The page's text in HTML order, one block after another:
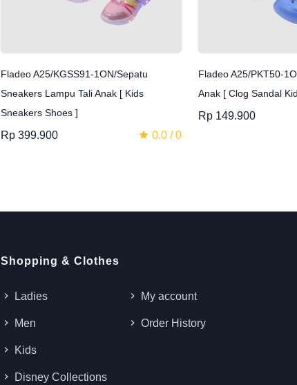
Fladeo A25/KGSS91-1ON/Sepatu
Sneakers Lampu Tali Anak [ Kids
Sneakers Shoes ]
Rp 399.900 0.0 / 0
Fladeo A25/PKT50-
Anak [ Clog Sandal
Rp 149.900
Shopping & Clothes
Ladies
Men
Kids
Disney Collections
My account
Order History